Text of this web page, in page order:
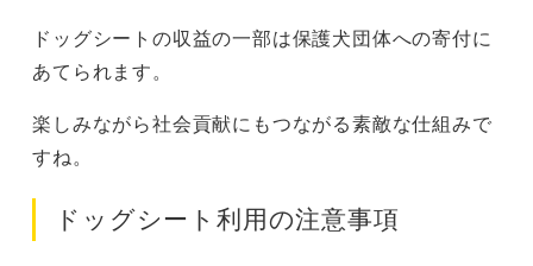
ドッグシートの収益の一部は保護犬団体への寄付に
あてられます。
楽しみながら社会貢献にもつながる素敵な仕組みで
すね。
ドッグシート利用の注意事項